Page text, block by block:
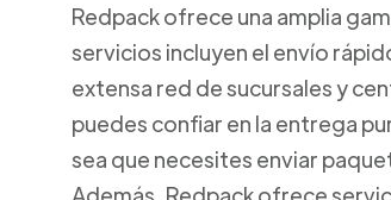
Redpack ofrece una amplia
servicios incluyen el envío
extensa red de sucursales y
puedes confiar en la entrega
sea que necesites enviar